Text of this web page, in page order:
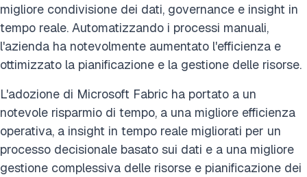
migliore condivisione dei dati, governance e insight in
tempo reale. Automatizzando i processi manuali,
l'azienda ha notevolmente aumentato l'efficienza e
ottimizzato la pianificazione e la gestione delle risorse.
L'adozione di Microsoft Fabric ha portato a un
notevole risparmio di tempo, a una migliore efficienza
operativa, a insight in tempo reale migliorati per un
processo decisionale basato sui dati e a una migliore
gestione complessiva delle risorse e pianificazione dei